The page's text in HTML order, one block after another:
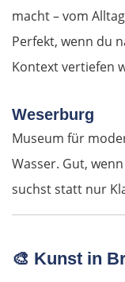
macht – vom
Perfekt, wenn du
Kontext vertiefen
Weserburg
Museum für
Wasser. Gut,
suchst statt nur
🎨 Kunst in
Wien
Slowakei
Bratislava